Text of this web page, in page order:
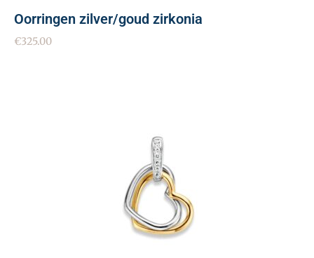
Oorringen zilver/goud zirkonia
€325.00